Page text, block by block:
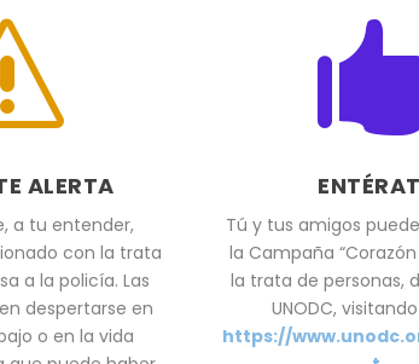
ALERTA
a tu entender,
con la trata
a la policía. Las
despertarse en
o en la vida
Tú y tus amigos
la Campaña
la trata de personas,
UNODC,
https://